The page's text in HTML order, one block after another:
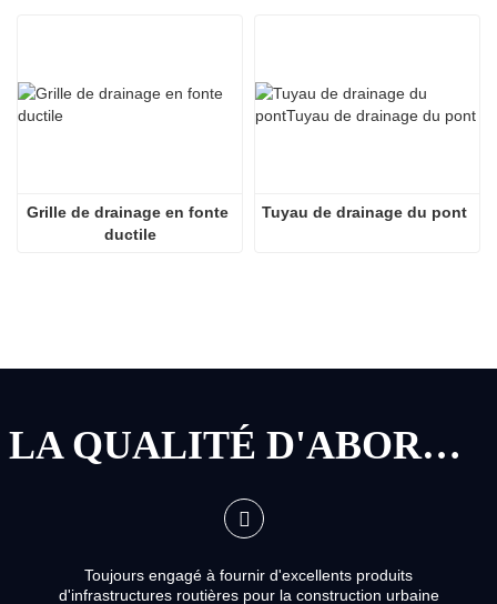
Grille de drainage en fonte
ductile
Tuyau de drainage du pont
LA QUALITÉ D'ABORD, LE SERVICE D'ABORD
Toujours engagé à fournir d'excellents produits
d'infrastructures routières pour la construction urbaine